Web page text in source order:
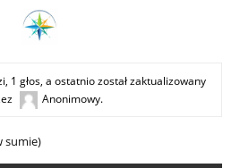
1 głos, a ostatnio został zaktualizowany
Anonimowy.
sumie)